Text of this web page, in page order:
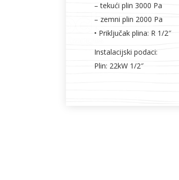
– tekući plin 3000 Pa
– zemni plin 2000 Pa
• Priključak plina: R 1/2″
Instalacijski podaci:
Plin: 22kW 1/2″